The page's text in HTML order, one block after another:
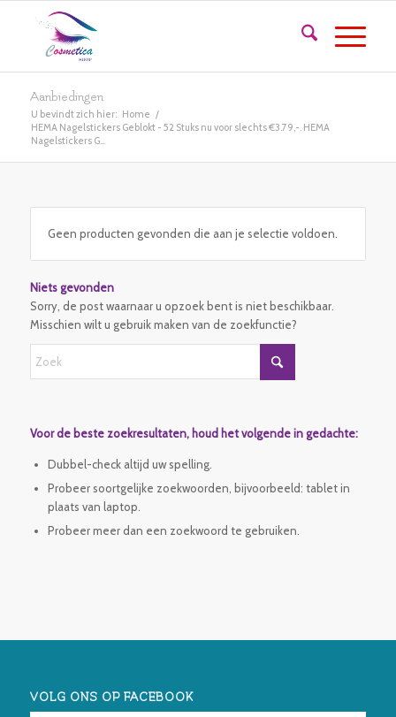
Aanbiedingen
U bevindt zich hier: Home /
HEMA Nagelstickers Geblokt - 52 Stuks nu voor slechts €3.79,-. HEMA
Nagelstickers G...
Geen producten gevonden die aan je selectie voldoen.
Niets gevonden
Sorry, de post waarnaar u opzoek bent is niet beschikbaar.
Misschien wilt u gebruik maken van de zoekfunctie?
Voor de beste zoekresultaten, houd het volgende in gedachte:
Dubbel-check altijd uw spelling.
Probeer soortgelijke zoekwoorden, bijvoorbeeld: tablet in
plaats van laptop.
Probeer meer dan een zoekwoord te gebruiken.
VOLG ONS OP FACEBOOK